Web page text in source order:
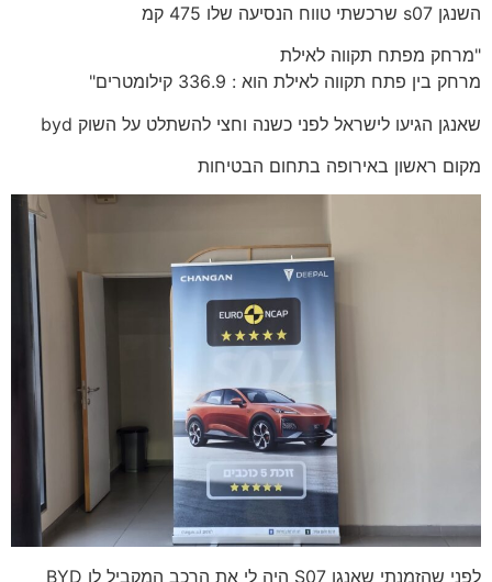
השנגן s07 שרכשתי טווח הנסיעה שלו 475 קמ
"מרחק מפתח תקווה לאילת
מרחק בין פתח תקווה לאילת הוא : 336.9 קילומטרים"
שאנגן הגיעו לישראל לפני כשנה וחצי להשתלט על השוק byd
מקום ראשון באירופה בתחום הבטיחות
לפני שהזמנתי שאנגן S07 היה לי את הרכב המקביל לו BYD